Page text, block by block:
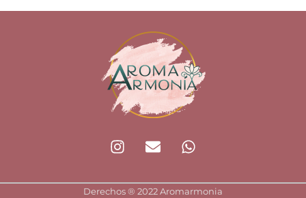
I
n
t
E
n
e
W
h
t
Derechos ®️ 2022 Aromarmonia